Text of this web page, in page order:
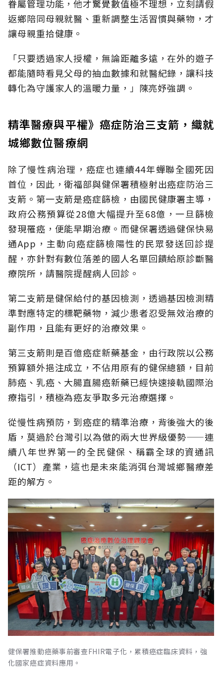
眷屬管理功能，他才驚覺數值極不理想，立刻請假
返鄉陪同母親就醫、重新調整生活習慣與藥物，才
讓母親重拾健康。
「只要透過家人授權，無論距離多遠，在外的遊子
都能隨時看見父母的抽血數據和就醫紀錄，讓科技
轉化為守護家人的溫暖力量，」陳亮妤強調。
精準醫療與平權》癌症防治三支箭，織就
城鄉數位醫療網
除了慢性病治理，癌症也連續44年蟬聯全國死因
首位，因此，衛福部與健保署積極射出癌症防治三
支箭。第一支箭是癌症篩檢，由國民健康署主導，
政府公務預算從28億大幅提升至68億，一旦篩檢
發現罹癌，便能早期治療。而健保署透過健保快易
通App，主動向癌症篩檢陽性的民眾發送回診提
醒，亦針對有數位落差的國人名單回饋給原診斷醫
療院所，請醫院提醒病人回診。
第二支箭是健保給付的基因檢測，透過基因檢測精
準對應特定的標靶藥物，減少患者忍受無效治療的
副作用，且能有更好的治療效果。
第三支箭則是百億癌症新藥基金，由行政院以公務
預算額外挹注成立，不佔用原有的健保總額，目前
肺癌、乳癌、大腸直腸癌新藥已經快速接軌國際治
療指引，積極為癌友爭取多元治療選擇。
從慢性病預防，到癌症的精準治療，背後強大的後
盾，莫過於台灣引以為傲的兩大世界級優勢——連
續八年世界第一的全民健保、稱霸全球的資通訊
（ICT）產業，這也是未來能消弭台灣城鄉醫療差
距的解方。
健保署推動癌藥事前審查FHIR電子化，累積癌症臨床資料，強
化國家癌症資料應用。